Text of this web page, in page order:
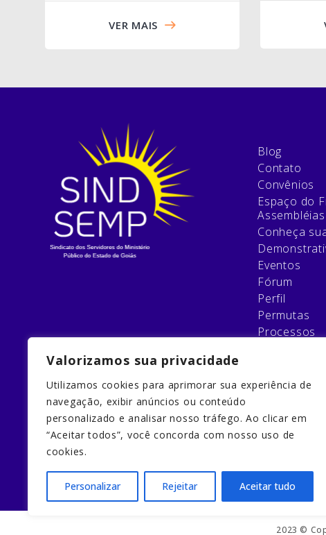
Valorizamos sua privacidade
Utilizamos cookies para aprimorar sua experiência de
navegação, exibir anúncios ou conteúdo
personalizado e analisar nosso tráfego. Ao clicar em
“Aceitar todos”, você concorda com nosso uso de
cookies.
Personalizar Rejeitar Aceitar tudo
VER MAIS
Blog
Contato
Convênios
Espaço do
Assembléias
Conheça
Eventos
Fórum
Perfil
Permutas
Processos
Relatório
Esqueci
Filie-se
Home
Home
Redefinir
2023 ©